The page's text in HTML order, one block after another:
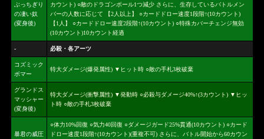
ぶっちぎり
の凄い奴
(変身後)
カウント) ○敵のドラゴンボール1つ減少 さらに、生存しているバトルメン
バーの人数に応じて 【2人以上】 ○カードドロー速度1段階↑(10カウント)
【1人】 ○カードドロー速度2段階↑(10カウント) ○特殊カバーチェンジ無効
(10カウント)10カウント経過
- 必殺・各アーツ
コズミック
ボマー
特大ダメージ(爆発属性) ▼ヒット時 ○敵の手札3枚破棄
グランドス
マッシャー
(変身後)
特大ダメージ(衝撃属性) ▼発動時 ○必殺与ダメージ40%↑(3カウント) ▼ヒッ
ト時 ○敵の手札3枚破棄
暴君の威圧
○体力10%回復 ○気力40回復 ○ダメージガード25%貫通(10カウント) ○カード
ドロー速度1段階↑(10カウント)(重複不可) さらに、バトル開始から60カウン